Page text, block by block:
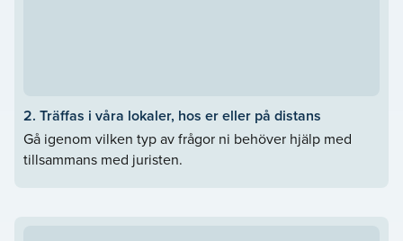
2. Träffas i våra lokaler, hos er eller på distans
Gå igenom vilken typ av frågor ni behöver hjälp med
tillsammans med juristen.